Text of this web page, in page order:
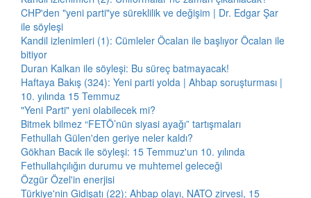
CHP'den "yeni parti"ye süreklilik ve değişim | Dr. Edgar Şar
ile söyleşi
Kandil izlenimleri (1): Cümleler Öcalan ile başlıyor Öcalan ile
bitiyor
Duran Kalkan ile söyleşi: Bu süreç batmayacak!
Haftaya Bakış (324): Yeni parti yolda | Ahbap soruşturması |
10. yılında 15 Temmuz
"Yeni Parti" yeni olabilecek mi?
Bitmek bilmez “FETÖ’nün siyasi ayağı” tartışmaları
Fethullah Gülen'den geriye neler kaldı?
Gökhan Bacık ile söyleşi: 15 Temmuz'un 10. yılında
Fethullahçılığın durumu ve muhtemel geleceği
Özgür Özel'in enerjisi
Türkiye'nin Gidişatı (22): Ahbap olayı, NATO zirvesi, 15